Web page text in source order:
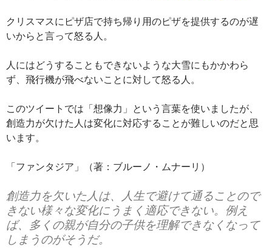
クリスマスにピザ店で持ち帰り用のピザを提供するのが遅
いからと言って怒る人。
人にはどうすることもできないような大雪にもかかわら
ず、飛行機が飛べないことに対して怒る人。
このツイートでは「想像力」という言葉を使いましたが、
創造力が欠けた人は変化に対応することが難しいのだと思
います。
「ファンタジア」（著：ブルーノ・ムナーリ）
創造力を欠いた人は、人生で避けて通ることので
きない様々な変化にうまく適応できない。例え
ば、多くの親が自分の子供を理解できなくなって
しまうのがそうだ。